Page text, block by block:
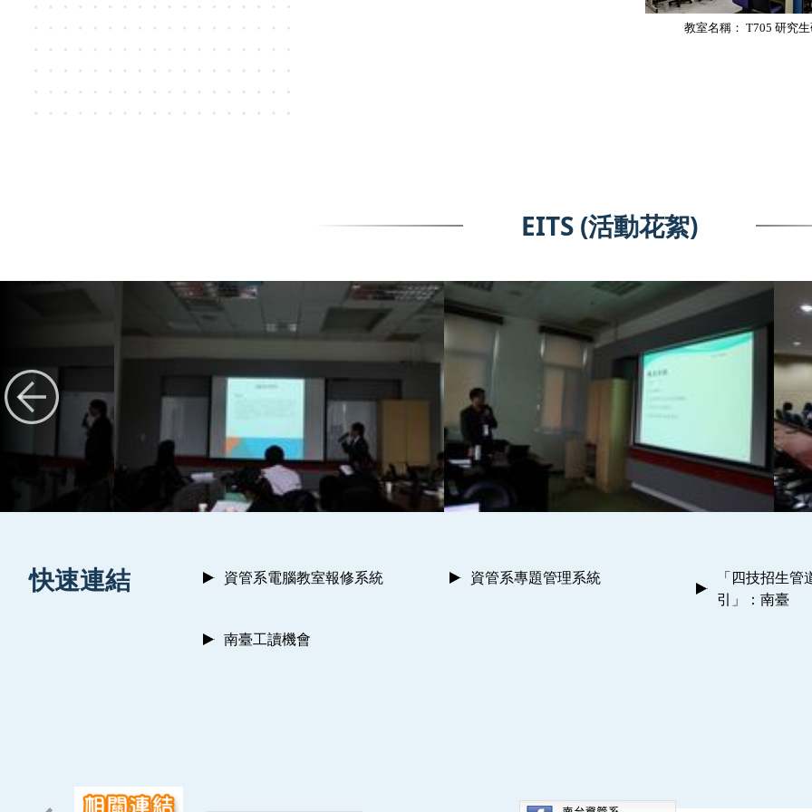
教室名稱： T705 研究
EITS (活動花絮)
快速連結 資管系電腦教室報修系統 資管系專題管理系統
「四技招生
引」：南臺
南臺工讀機會